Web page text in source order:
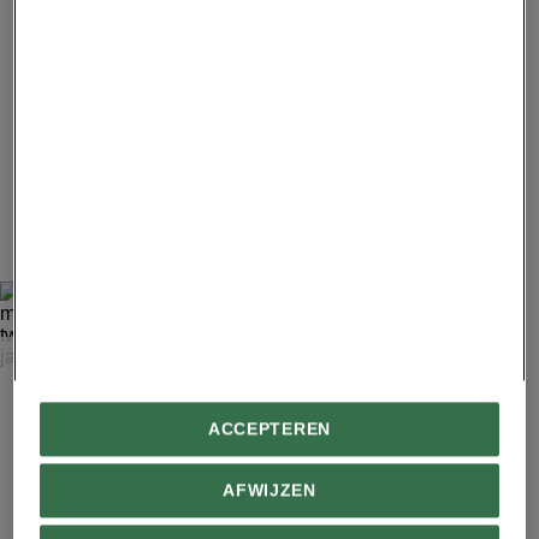
FOTO: NORBERT ROSING
meer dan twee jaar bij hun moeder blijven totdat ze
zelfstandig kunnen jagen en overleven.
AFWIJZEN
ACCEPTEREN